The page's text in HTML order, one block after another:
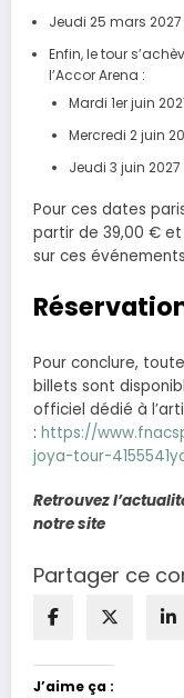
Jeudi 25 mars
Enfin, le tour
l’Accor Arena :
Mardi 1er juin
Mercredi 2 juin
Jeudi 3 juin
Pour ces dates
partir de 39,00 €
sur ces
Pour conclure,
billets sont
officiel dédié à
: https://
joya-tour-4155541
Retrouvez
notre site
Partager ce
J’aime ça :